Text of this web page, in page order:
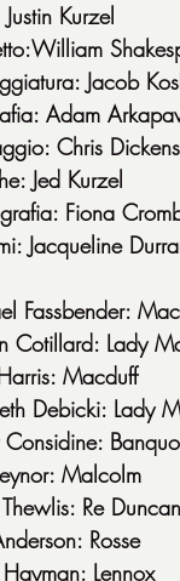
Kurzel
Jacob
Adam
Chris Dickens
Jed Kurzel
Fiona
Jacqueline
Fassbender:
Cotillard: Lady
Macduff
Debicki: Lady
Considine: Banquo
Malcolm
Re Duncan
Rosse
Lennox